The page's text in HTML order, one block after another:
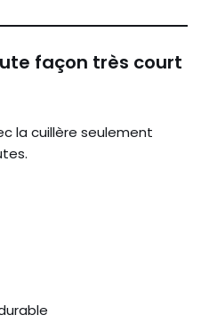
façon très court
la cuillère seulement